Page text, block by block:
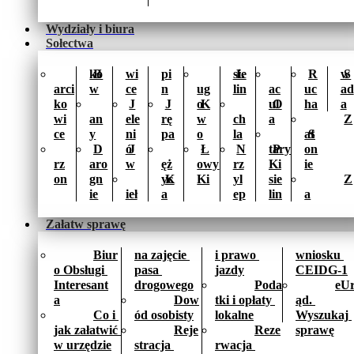
Wydziały i biura
Sołectwa
B
arci
ko
wi
ce
D
rz
on
kó
w
J
an
y
J
aro
gn
ie
wi
ce
J
ele
ni
ó
w
K
ieł
pi
n
K
rę
pa
Ł
ęż
yc
a
Ł
ug
o
w
o
N
owy
Ki
sie
lin
O
ch
la
P
rz
yl
ep
R
ac
ul
a
S
tary
Ki
sie
lin
S
uc
ha
Z
at
on
ie
Z
a
w
ad
a
Załatw sprawę
Biur
o Obsługi
Interesant
a
Co i
jak załatwić
w urzędzie
na zajęcie
pasa
drogowego
Dow
ód osobisty
Reje
stracja
i prawo
jazdy
Poda
tki i opłaty
lokalne
Reze
rwacja
wniosku
CEIDG-1
ąd.
Wyszukaj
sprawę